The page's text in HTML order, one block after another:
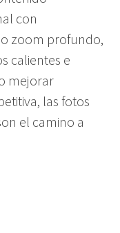
con
zoom profundo,
calientes e
mejorar
las fotos
el camino a